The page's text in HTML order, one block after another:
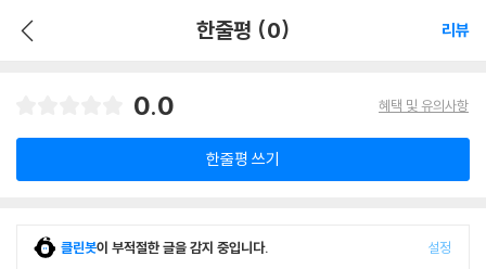
한줄평 (0) 리뷰
0.0 혜택 및 유의사항
한줄평 쓰기
클린봇이 부적절한 글을 감지 중입니다. 설정